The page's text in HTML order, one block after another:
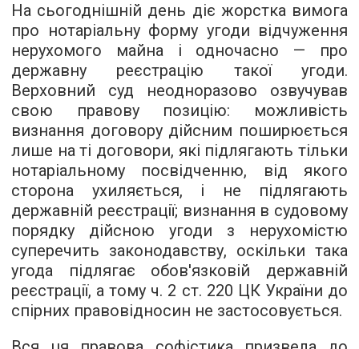
На сьогоднішній день діє жорстка вимога
про нотаріальну форму угоди відчуження
нерухомого майна і одночасно — про
державну реєстрацію такої угоди.
Верховний суд неодноразово озвучував
свою правову позицію: можливість
визнання договору дійсним поширюється
лише на ті договори, які підлягають тільки
нотаріальному посвідченню, від якого
сторона ухиляється, і не підлягають
державній реєстрації; визнання в судовому
порядку дійсною угоди з нерухомістю
суперечить законодавству, оскільки така
угода підлягає обов'язковій державній
реєстрації, а тому ч. 2 ст. 220 ЦК України до
спірних правовідносин не застосовується.